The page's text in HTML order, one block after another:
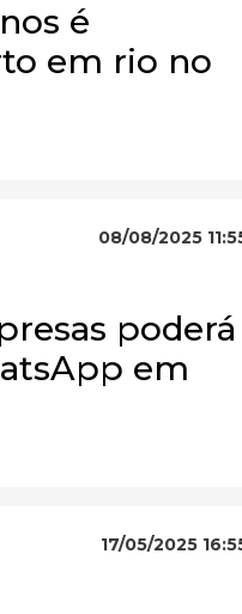
é
em rio no
08/08/2025
poderá
em
17/05/2025